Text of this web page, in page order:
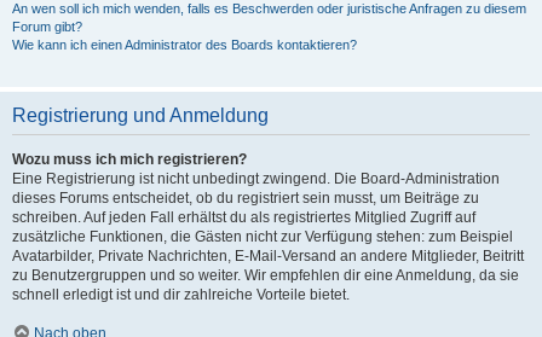
An wen soll ich mich wenden, falls es Beschwerden oder juristische Anfragen zu diesem
Forum gibt?
Wie kann ich einen Administrator des Boards kontaktieren?
Registrierung und Anmeldung
Wozu muss ich mich registrieren?
Eine Registrierung ist nicht unbedingt zwingend. Die Board-Administration
dieses Forums entscheidet, ob du registriert sein musst, um Beiträge zu
schreiben. Auf jeden Fall erhältst du als registriertes Mitglied Zugriff auf
zusätzliche Funktionen, die Gästen nicht zur Verfügung stehen: zum Beispiel
Avatarbilder, Private Nachrichten, E-Mail-Versand an andere Mitglieder, Beitritt
zu Benutzergruppen und so weiter. Wir empfehlen dir eine Anmeldung, da sie
schnell erledigt ist und dir zahlreiche Vorteile bietet.
Nach oben